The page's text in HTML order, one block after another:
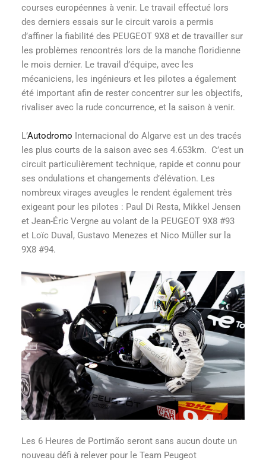
courses européennes à venir. Le travail effectué lors
des derniers essais sur le circuit varois a permis
d’affiner la fiabilité des PEUGEOT 9X8 et de travailler sur
les problèmes rencontrés lors de la manche floridienne
le mois dernier. Le travail d’équipe, avec les
mécaniciens, les ingénieurs et les pilotes a également
été important afin de rester concentrer sur les objectifs,
rivaliser avec la rude concurrence, et la saison à venir.
L’Autodromo Internacional do Algarve est un des tracés
les plus courts de la saison avec ses 4.653km. C’est un
circuit particulièrement technique, rapide et connu pour
ses ondulations et changements d’élévation. Les
nombreux virages aveugles le rendent également très
exigeant pour les pilotes : Paul Di Resta, Mikkel Jensen
et Jean-Éric Vergne au volant de la PEUGEOT 9X8 #93
et Loïc Duval, Gustavo Menezes et Nico Müller sur la
9X8 #94.
Les 6 Heures de Portimão seront sans aucun doute un
nouveau défi à relever pour le Team Peugeot